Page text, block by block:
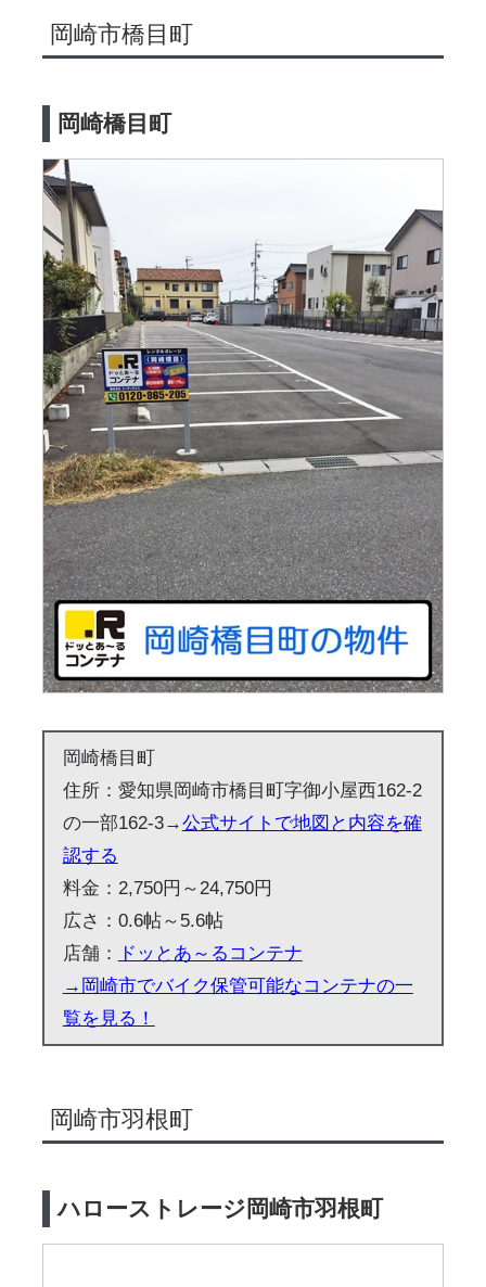
岡崎市橋目町
岡崎橋目町
岡崎橋目町
住所：愛知県岡崎市橋目町字御小屋西162-2
の一部162-3→公式サイトで地図と内容を確
認する
料金：2,750円～24,750円
広さ：0.6帖～5.6帖
店舗：
ドッとあ～るコンテナ
→岡崎市でバイク保管可能なコンテナの一
覧を見る！
岡崎市羽根町
ハローストレージ岡崎市羽根町